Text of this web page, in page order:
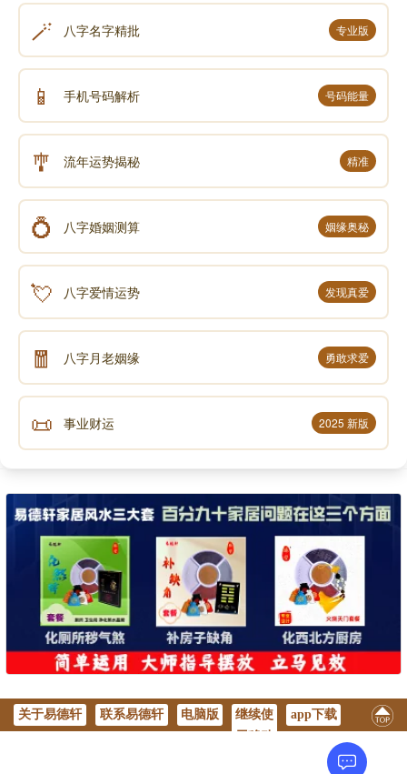
🪄 八字名字精批 专业版
📱 手机号码解析 号码能量
🎐 流年运势揭秘 精准
💍 八字婚姻测算 姻缘奥秘
💘 八字爱情运势 发现真爱
🧧 八字月老姻缘 勇敢求爱
📜 事业财运 2025 新版
关于易德轩 联系易德轩 电脑版
继续使
app下载